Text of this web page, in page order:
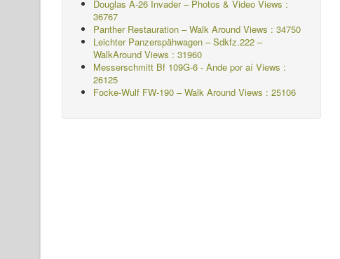
Douglas A-26 Invader – Photos & Video Views :
36767
Panther Restauration – Walk Around Views : 34750
Leichter Panzerspähwagen – Sdkfz.222 –
WalkAround Views : 31960
Messerschmitt Bf 109G-6 - Ande por aí Views :
26125
Focke-Wulf FW-190 – Walk Around Views : 25106